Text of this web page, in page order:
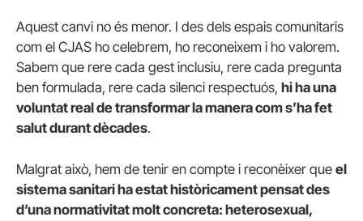
Aquest canvi no és menor. I des dels espais comunitaris
com el CJAS ho celebrem, ho reconeixem i ho valorem.
Sabem que rere cada gest inclusiu, rere cada pregunta
ben formulada, rere cada silenci respectuós, hi ha una
voluntat real de transformar la manera com s’ha fet
salut durant dècades.
Malgrat això, hem de tenir en compte i reconèixer que el
sistema sanitari ha estat històricament pensat des
d’una normativitat molt concreta: heterosexual,